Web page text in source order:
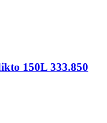
150L 333.850